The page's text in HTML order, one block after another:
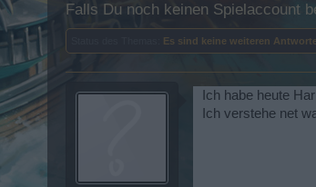
Falls Du noch keinen Spielaccount
Es sind keine weiteren
Ich habe heute
Ich verstehe net